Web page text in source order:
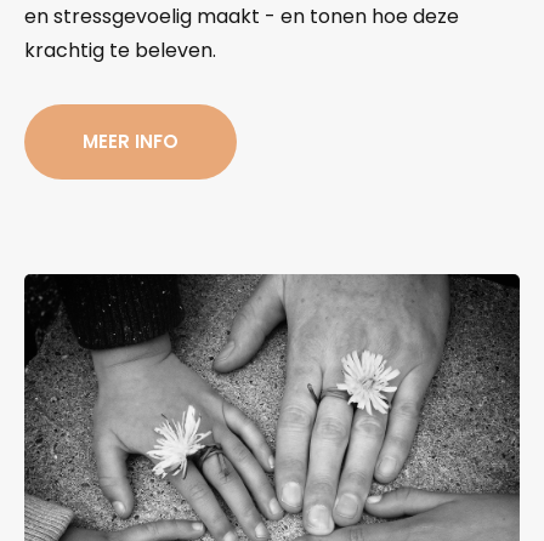
en stressgevoelig maakt - en tonen hoe deze
krachtig te beleven.
MEER INFO